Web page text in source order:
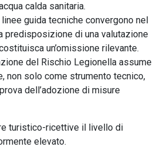
calda sanitaria.
guida tecniche convergono nel
predisposizione di una valutazione
un’omissione rilevante.
del Rischio Legionella assume
non solo come strumento tecnico,
dell’adozione di misure
turistico-ricettive il livello di
elevato.